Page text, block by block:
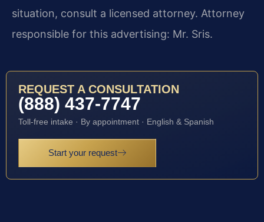
situation, consult a licensed attorney. Attorney
responsible for this advertising: Mr. Sris.
REQUEST A CONSULTATION
(888) 437-7747
Toll-free intake · By appointment · English & Spanish
Start your request